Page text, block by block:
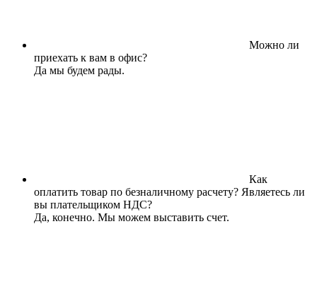
Можно ли
приехать к вам в офис?
Да мы будем рады.
Как
оплатить товар по безналичному расчету? Являетесь ли
вы плательщиком НДС?
Да, конечно. Мы можем выставить счет.